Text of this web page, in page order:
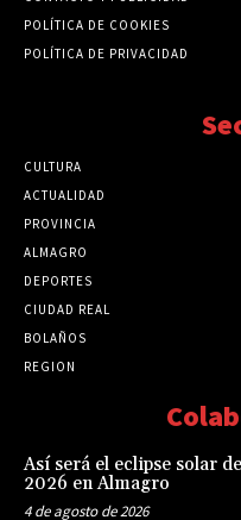
POLÍTICA DE COOKIES
POLÍTICA DE PRIVACIDAD
CULTURA
ACTUALIDAD
PROVINCIA
ALMAGRO
DEPORTES
CIUDAD REAL
BOLAÑOS
REGION
Así será el eclipse solar
2026 en Almagro
4 de agosto de 2026